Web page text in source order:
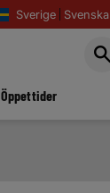
Sverige Svenska
Öppettider